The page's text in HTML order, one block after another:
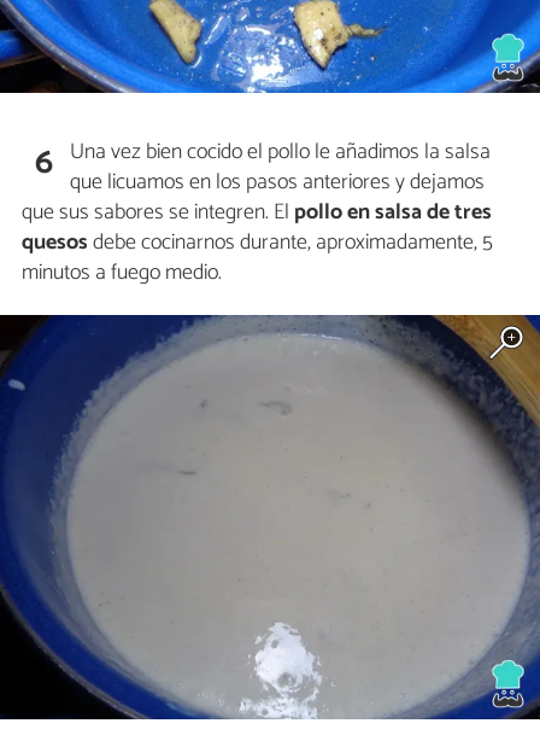
6 Una vez bien cocido el pollo le añadimos la salsa
que licuamos en los pasos anteriores y dejamos
que sus sabores se integren. El pollo en salsa de tres
quesosdebe cocinarnos durante, aproximadamente, 5
minutos a fuego medio.